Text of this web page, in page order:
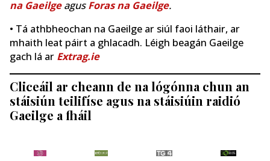
na GaeilgeagusForas na Gaeilge.
• Tá athbheochan na Gaeilge ar siúl faoi láthair, ar
mhaith leat páirt a ghlacadh. Léigh beagán Gaeilge
gach lá ar Extrag.ie
Cliceáil ar cheann de na lógónna chun an
stáisiún teilifíse agus na stáisiúin raidió
Gaeilge a fháil